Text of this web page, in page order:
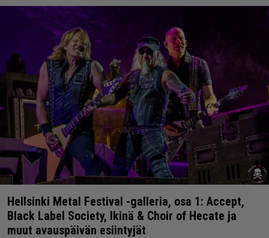
Hellsinki Metal Festival -galleria, osa 1: Accept,
Black Label Society, Ikinä & Choir of Hecate ja
muut avauspäivän esiintyjät